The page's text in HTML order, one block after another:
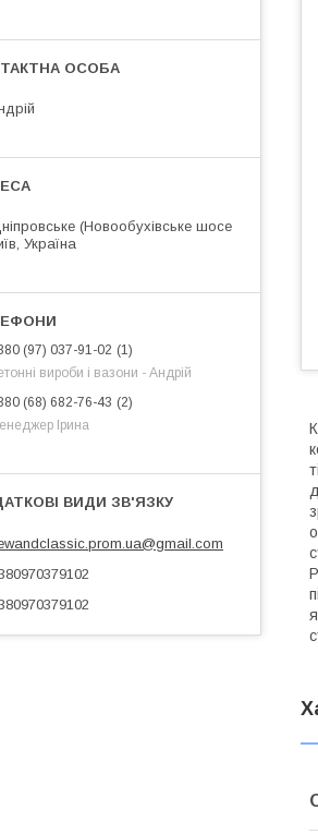
(Новообухівське шосе
Україна
(97) 037-91-02
1
вироби і вазони - Андрій
(68) 682-76-43
2
Ірина